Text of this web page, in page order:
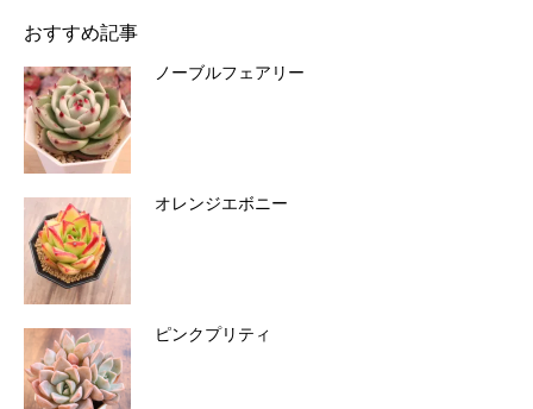
おすすめ記事
ノーブルフェアリー
オレンジエボニー
ピンクプリティ